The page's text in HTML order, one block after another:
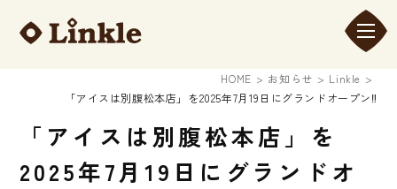
HOME お知らせ
Linkle
「アイスは別腹松本店」を2025年7月19日にグランドオープン‼
「アイスは別腹松本店」を
2025年7月19日にグランドオ